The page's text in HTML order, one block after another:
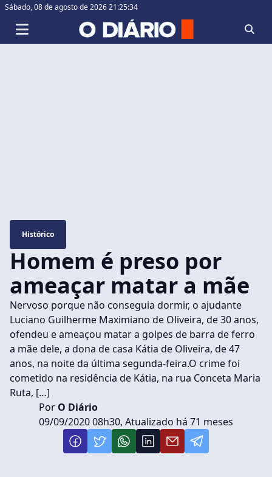
Sábado,08 de agosto de 2026 21:25:35
Histórico
Homem é preso por
ameaçar matar a mãe
Nervoso porque não conseguia dormir, o ajudante
Luciano Guilherme Maximiano de Oliveira, de 30 anos,
ofendeu e ameaçou matar a golpes de barra de ferro
a mãe dele, a dona de casa Kátia de Oliveira, de 47
anos, na noite da última segunda-feira.O crime foi
cometido na residência de Kátia, na rua Conceta Maria
Ruta, […]
Por O Diário
09/09/2020 08h30, Atualizado há 71 meses